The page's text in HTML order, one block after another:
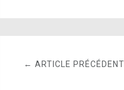
← ARTICLE PRÉCÉDENT